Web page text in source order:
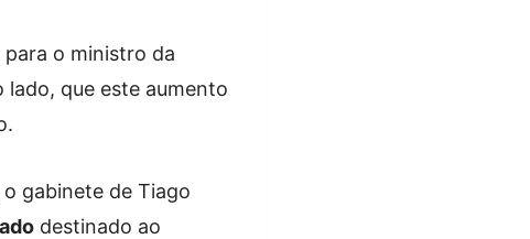
para o ministro da
lado, que este aumento
gabinete de Tiago
destinado ao